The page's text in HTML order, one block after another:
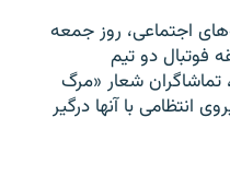
اجتماعی، روز جمعه
فوتبال دو تیم
تماشاگران شعار «مرگ
انتظامی با آنها درگیر